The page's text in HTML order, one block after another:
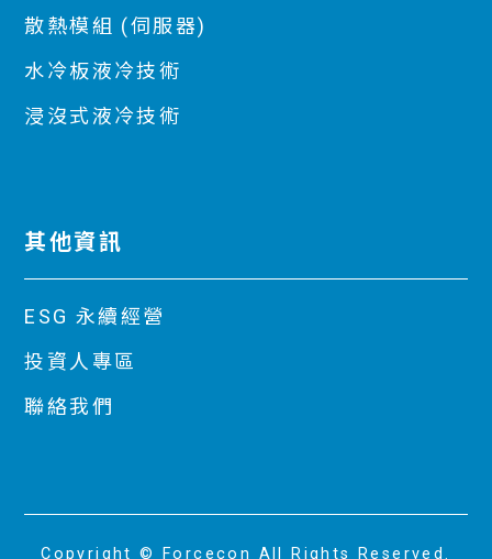
散熱模組 (伺服器)
水冷板液冷技術
浸沒式液冷技術
其他資訊
ESG 永續經營
投資人專區
聯絡我們
Copyright © Forcecon All Rights Reserved.